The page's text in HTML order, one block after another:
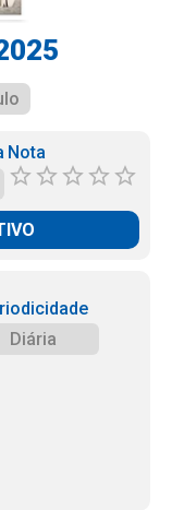
Nota
Diária